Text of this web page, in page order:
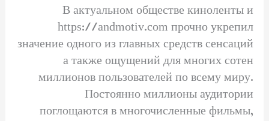
В актуальном обществе киноленты и
https://andmotiv.com прочно укрепил
значение одного из главных средств сенсаций
а также ощущений для многих сотен
миллионов пользователей по всему миру.
Постоянно миллионы аудитории
поглощаются в многочисленные фильмы,